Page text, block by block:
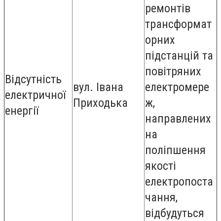
Відсутність
електричної
енергії
вул. Івана
Приходька
ремонтів
трансформат
орних
підстанцій та
повітряних
електромере
ж,
направлених
на
поліпшення
якості
електропоста
чання,
відбудуться